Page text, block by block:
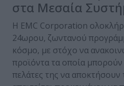
στα Μεσαία
Η EMC Corporation
24ωρου, ζωντανού
κόσμο, με στόχο να
προϊόντα τα οποία
πελάτες της να